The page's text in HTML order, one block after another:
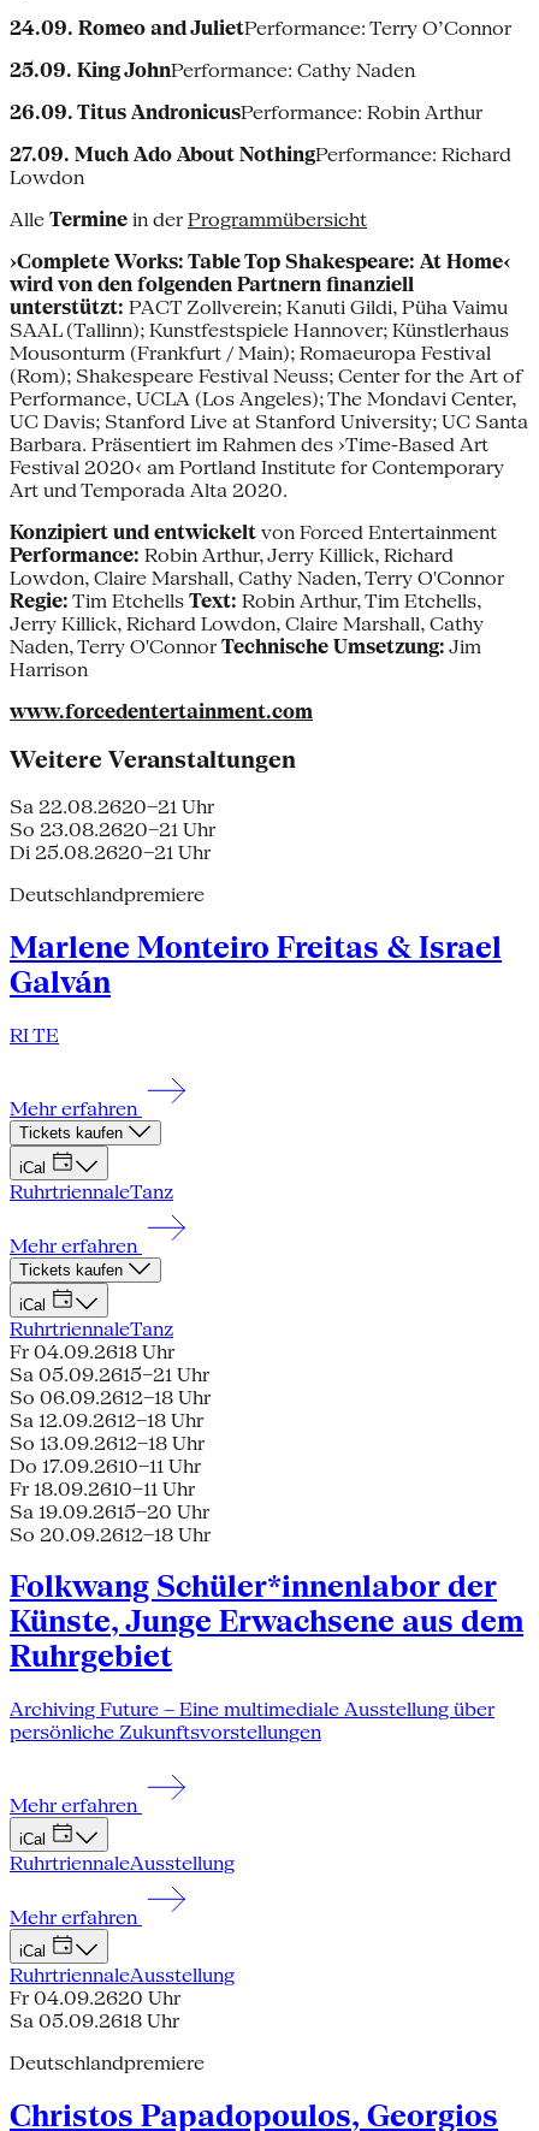
24.09. Romeo and JulietPerformance: Terry O’Connor
25.09. King JohnPerformance: Cathy Naden
26.09. Titus AndronicusPerformance: Robin Arthur
27.09. Much Ado About NothingPerformance: Richard
Lowdon
Alle Termine in der Programmübersicht
›Complete Works: Table Top Shakespeare: At Home‹
wird von den folgenden Partnern finanziell
unterstützt: PACT Zollverein; Kanuti Gildi, Püha Vaimu
SAAL (Tallinn); Kunstfestspiele Hannover; Künstlerhaus
Mousonturm (Frankfurt / Main); Romaeuropa Festival
(Rom); Shakespeare Festival Neuss; Center for the Art of
Performance, UCLA (Los Angeles); The Mondavi Center,
UC Davis; Stanford Live at Stanford University; UC Santa
Barbara. Präsentiert im Rahmen des ›Time-Based Art
Festival 2020‹ am Portland Institute for Contemporary
Art und Temporada Alta 2020.
Konzipiert und entwickelt von Forced Entertainment
Performance: Robin Arthur, Jerry Killick, Richard
Lowdon, Claire Marshall, Cathy Naden, Terry O'Connor
Regie: Tim Etchells Text: Robin Arthur, Tim Etchells,
Jerry Killick, Richard Lowdon, Claire Marshall, Cathy
Naden, Terry O'Connor Technische Umsetzung: Jim
Harrison
www.forcedentertainment.com
Weitere Veranstaltungen
Sa 22.08.2620–21 Uhr
So 23.08.2620–21 Uhr
Di 25.08.2620–21 Uhr
Deutschlandpremiere
Marlene Monteiro Freitas & Israel
Galván
RI TE
Mehr erfahren
Tickets kaufen
iCal
RuhrtriennaleTanz
Mehr erfahren
Tickets kaufen
iCal
RuhrtriennaleTanz
Fr 04.09.2618 Uhr
Sa 05.09.2615–21 Uhr
So 06.09.2612–18 Uhr
Sa 12.09.2612–18 Uhr
So 13.09.2612–18 Uhr
Do 17.09.2610–11 Uhr
Fr 18.09.2610–11 Uhr
Sa 19.09.2615–20 Uhr
So 20.09.2612–18 Uhr
Folkwang Schüler*innenlabor der
Künste, Junge Erwachsene aus dem
Ruhrgebiet
Archiving Future – Eine multimediale Ausstellung über
persönliche Zukunftsvorstellungen
Mehr erfahren
iCal
RuhrtriennaleAusstellung
Mehr erfahren
iCal
RuhrtriennaleAusstellung
Fr 04.09.2620 Uhr
Sa 05.09.2618 Uhr
Deutschlandpremiere
Christos Papadopoulos, Georgios